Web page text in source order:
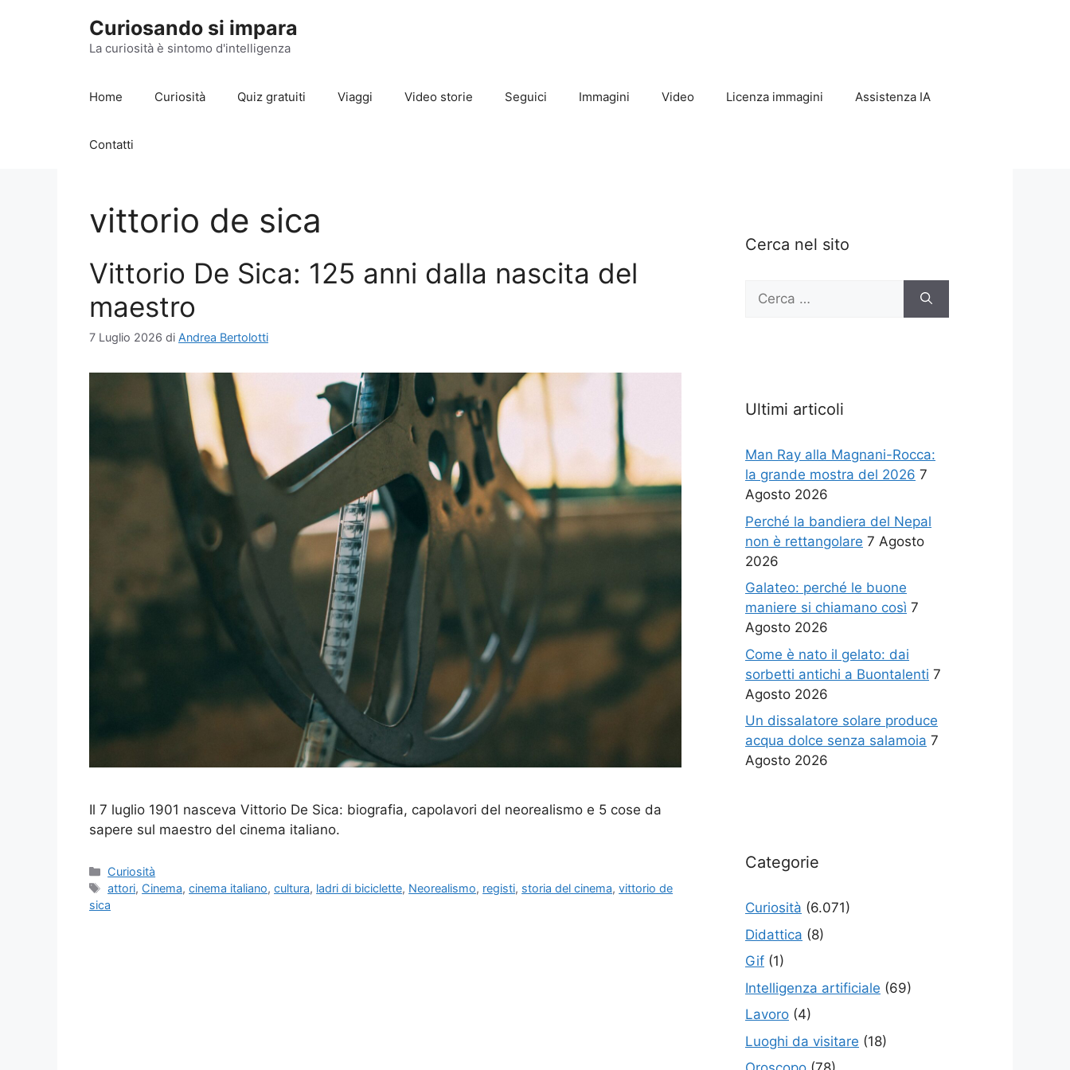
Curiosando si impara
La curiosità è sintomo d'intelligenza
Home Curiosità Quiz gratuiti Viaggi Video storie Seguici Immagini Video Licenza immagini Assistenza IA
Contatti
vittorio de sica
Vittorio De Sica: 125 anni dalla nascita del
maestro
7 Luglio 2026 di Andrea Bertolotti
Il 7 luglio 1901 nasceva Vittorio De Sica: biografia, capolavori del neorealismo e 5 cose da
sapere sul maestro del cinema italiano.
Categorie
Curiosità
Tag
attori, Cinema,cinema italiano,cultura, ladri di biciclette, Neorealismo, registi, storia del cinema,vittorio de
sica
Cerca nel sito
Ricerca
Ultimi articoli
Man Ray alla Magnani-Rocca:
la grande mostra del 2026 7
Agosto 2026
Perché la bandiera del Nepal
non è rettangolare 7 Agosto
2026
Galateo: perché le buone
maniere si chiamano così 7
Agosto 2026
Come è nato il gelato: dai
sorbetti antichi a Buontalenti 7
Agosto 2026
Un dissalatore solare produce
acqua dolce senza salamoia 7
Agosto 2026
Categorie
Curiosità (6.071)
Didattica (8)
Gif (1)
Intelligenza artificiale (69)
Lavoro (4)
Luoghi da visitare (18)